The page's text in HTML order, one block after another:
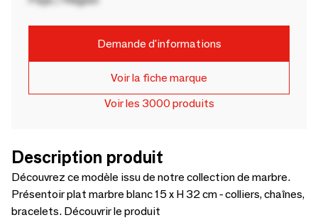
Demande d'informations
Voir la fiche marque
Voir les 3000 produits
Description produit
Découvrez ce modèle issu de notre collection de marbre.
Présentoir plat marbre blanc 15 x H 32 cm - colliers, chaînes,
bracelets. Découvrir le produit